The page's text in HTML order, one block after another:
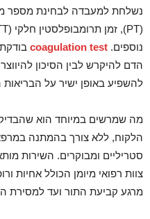
נשלחת למעבדה לבחינת מספר
נוספים. coagulation test
הדם להיקרש לבין הסיכון
להשפיע באופן ישיר על
מה שמרשים במיוחד הוא
הלקוח, ללא צורך בהמתנה
סטריליים ומבוקרים. השירות
צוות רפואי מיומן הכולל אחיות
מרגע קביעת התור ועד למסירת